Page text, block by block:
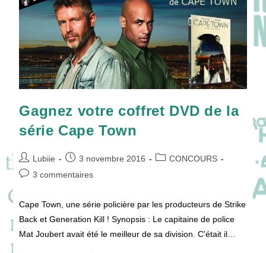
Gagnez votre coffret DVD de la
série Cape Town
Auteur/autrice
de
Lubiie
Publication
publiée :
3 novembre 2016
PostCONCOURS
Commentaires
publication :
3 commentaires
Cape Town, une série policière par les producteurs de Strike
Back et Generation Kill ! Synopsis : Le capitaine de police
Mat Joubert avait été le meilleur de sa division. C'était il…